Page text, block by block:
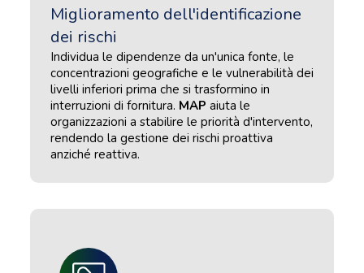
Miglioramento dell'identificazione
dei rischi
Individua le dipendenze da un'unica fonte, le
concentrazioni geografiche e le vulnerabilità dei
livelli inferiori prima che si trasformino in
interruzioni di fornitura. MAP aiuta le
organizzazioni a stabilire le priorità d'intervento,
rendendo la gestione dei rischi proattiva
anziché reattiva.